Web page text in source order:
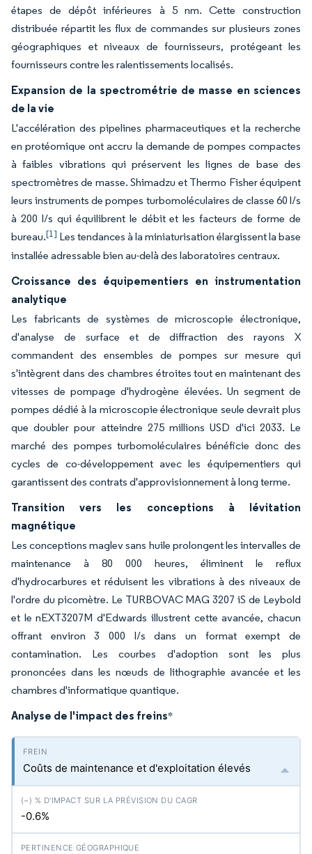
étapes de dépôt inférieures à 5 nm. Cette construction
distribuée répartit les flux de commandes sur plusieurs zones
géographiques et niveaux de fournisseurs, protégeant les
fournisseurs contre les ralentissements localisés.
Expansion de la spectrométrie de masse en sciences
de la vie
L'accélération des pipelines pharmaceutiques et la recherche
en protéomique ont accru la demande de pompes compactes
à faibles vibrations qui préservent les lignes de base des
spectromètres de masse. Shimadzu et Thermo Fisher équipent
leurs instruments de pompes turbomoléculaires de classe 60 l/s
à 200 l/s qui équilibrent le débit et les facteurs de forme de
bureau.[1] Les tendances à la miniaturisation élargissent la base
installée adressable bien au-delà des laboratoires centraux.
Croissance des équipementiers en instrumentation
analytique
Les fabricants de systèmes de microscopie électronique,
d'analyse de surface et de diffraction des rayons X
commandent des ensembles de pompes sur mesure qui
s'intègrent dans des chambres étroites tout en maintenant des
vitesses de pompage d'hydrogène élevées. Un segment de
pompes dédié à la microscopie électronique seule devrait plus
que doubler pour atteindre 275 millions USD d'ici 2033. Le
marché des pompes turbomoléculaires bénéficie donc des
cycles de co-développement avec les équipementiers qui
garantissent des contrats d'approvisionnement à long terme.
Transition vers les conceptions à lévitation
magnétique
Les conceptions maglev sans huile prolongent les intervalles de
maintenance à 80 000 heures, éliminent le reflux
d'hydrocarbures et réduisent les vibrations à des niveaux de
l'ordre du picomètre. Le TURBOVAC MAG 3207 iS de Leybold
et le nEXT3207M d'Edwards illustrent cette avancée, chacun
offrant environ 3 000 l/s dans un format exempt de
contamination. Les courbes d'adoption sont les plus
prononcées dans les nœuds de lithographie avancée et les
chambres d'informatique quantique.
Analyse de l'impact des freins*
Coûts de maintenance et d'exploitation élevés
-0.6%